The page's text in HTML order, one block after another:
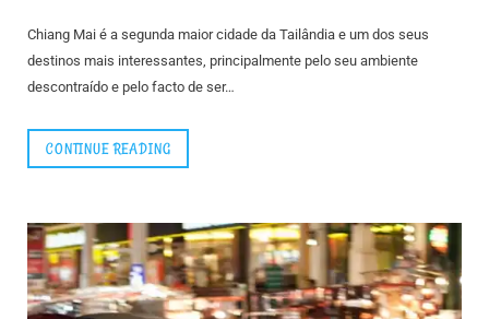
Chiang Mai é a segunda maior cidade da Tailândia e um dos seus
destinos mais interessantes, principalmente pelo seu ambiente
descontraído e pelo facto de ser…
CONTINUE READING